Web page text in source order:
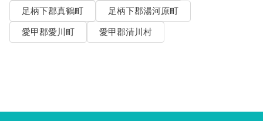
足柄下郡真鶴町
足柄下郡湯河原町
愛甲郡愛川町
愛甲郡清川村